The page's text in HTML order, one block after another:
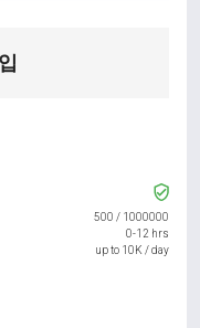
500 / 1000000
0-12 hrs
up to 10K / day